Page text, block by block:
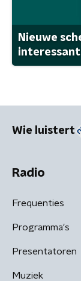
Nieuwe
Wie luistert
Radio
Frequenties
Programma's
Presentatoren
Muziek